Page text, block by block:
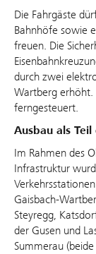
Die Fahrgäste
Bahnhöfe sowie
freuen. Die
durch zwei
Wartberg erhöht.
ferngesteuert.
Ausbau als
Im Rahmen des
Infrastruktur
Gaisbach-
Steyregg,
der Gusen und
Summerau